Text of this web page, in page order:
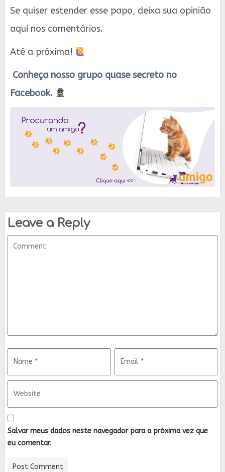
Se quiser estender esse papo, deixa sua opinião
aqui nos comentários.
Até a próxima!
Conheça nosso grupo quase secreto no
Facebook.
Leave a Reply
Salvar meus dados neste navegador para a próxima vez que
eu comentar.